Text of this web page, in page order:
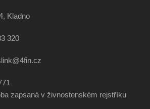
Kladno
320
zapsaná v živnostenském rejstříku